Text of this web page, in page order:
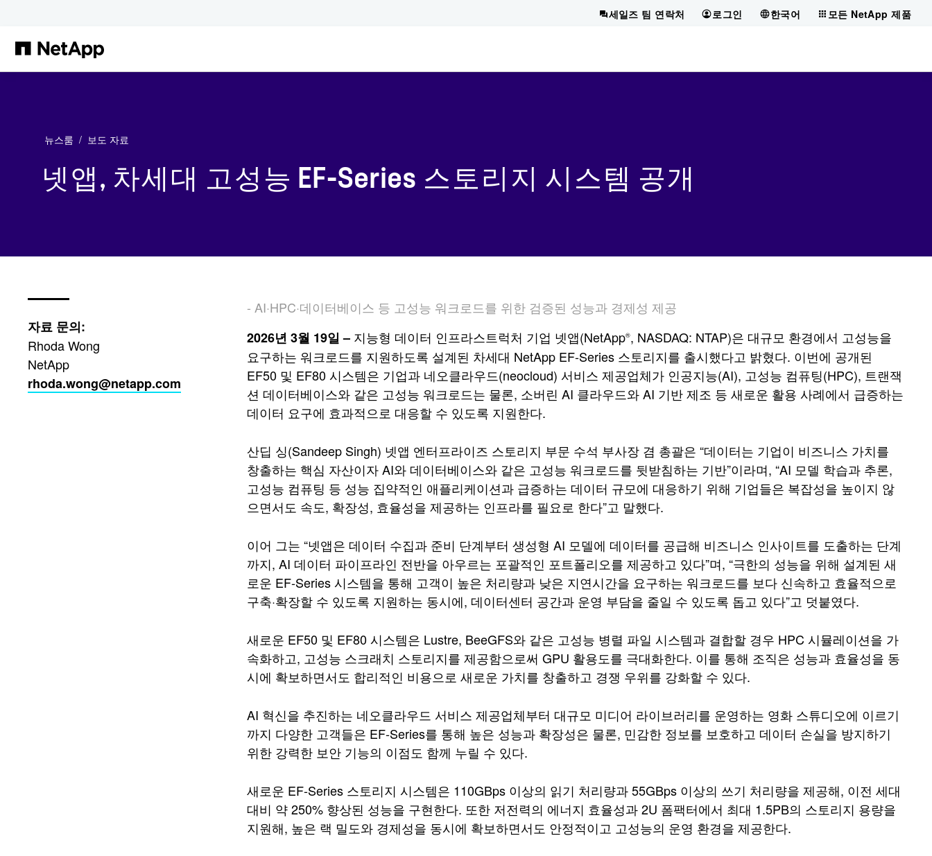
세일즈 팀 연락처 로그인 한국어 모든 NetApp 제품
뉴스룸 보도 자료
넷앱, 차세대 고성능 EF-Series 스토리지 시스템 공개
자료 문의:
Rhoda Wong
NetApp
rhoda.wong@netapp.com
- AI·HPC·데이터베이스 등 고성능 워크로드를 위한 검증된 성능과 경제성 제공
2026년 3월 19일 – 지능형 데이터 인프라스트럭처 기업 넷앱(NetApp®, NASDAQ: NTAP)은 대규모 환경에서 고성능을
요구하는 워크로드를 지원하도록 설계된 차세대 NetApp EF‑Series 스토리지를 출시했다고 밝혔다. 이번에 공개된
EF50 및 EF80 시스템은 기업과 네오클라우드(neocloud) 서비스 제공업체가 인공지능(AI), 고성능 컴퓨팅(HPC), 트랜잭
션 데이터베이스와 같은 고성능 워크로드는 물론, 소버린 AI 클라우드와 AI 기반 제조 등 새로운 활용 사례에서 급증하는
데이터 요구에 효과적으로 대응할 수 있도록 지원한다.
산딥 싱(Sandeep Singh) 넷앱 엔터프라이즈 스토리지 부문 수석 부사장 겸 총괄은 “데이터는 기업이 비즈니스 가치를
창출하는 핵심 자산이자 AI와 데이터베이스와 같은 고성능 워크로드를 뒷받침하는 기반”이라며, “AI 모델 학습과 추론,
고성능 컴퓨팅 등 성능 집약적인 애플리케이션과 급증하는 데이터 규모에 대응하기 위해 기업들은 복잡성을 높이지 않
으면서도 속도, 확장성, 효율성을 제공하는 인프라를 필요로 한다”고 말했다.
이어 그는 “넷앱은 데이터 수집과 준비 단계부터 생성형 AI 모델에 데이터를 공급해 비즈니스 인사이트를 도출하는 단계
까지, AI 데이터 파이프라인 전반을 아우르는 포괄적인 포트폴리오를 제공하고 있다”며, “극한의 성능을 위해 설계된 새
로운 EF‑Series 시스템을 통해 고객이 높은 처리량과 낮은 지연시간을 요구하는 워크로드를 보다 신속하고 효율적으로
구축·확장할 수 있도록 지원하는 동시에, 데이터센터 공간과 운영 부담을 줄일 수 있도록 돕고 있다”고 덧붙였다.
새로운 EF50 및 EF80 시스템은 Lustre, BeeGFS와 같은 고성능 병렬 파일 시스템과 결합할 경우 HPC 시뮬레이션을 가
속화하고, 고성능 스크래치 스토리지를 제공함으로써 GPU 활용도를 극대화한다. 이를 통해 조직은 성능과 효율성을 동
시에 확보하면서도 합리적인 비용으로 새로운 가치를 창출하고 경쟁 우위를 강화할 수 있다.
AI 혁신을 추진하는 네오클라우드 서비스 제공업체부터 대규모 미디어 라이브러리를 운영하는 영화 스튜디오에 이르기
까지 다양한 고객들은 EF‑Series를 통해 높은 성능과 확장성은 물론, 민감한 정보를 보호하고 데이터 손실을 방지하기
위한 강력한 보안 기능의 이점도 함께 누릴 수 있다.
새로운 EF‑Series 스토리지 시스템은 110GBps 이상의 읽기 처리량과 55GBps 이상의 쓰기 처리량을 제공해, 이전 세대
대비 약 250% 향상된 성능을 구현한다. 또한 저전력의 에너지 효율성과 2U 폼팩터에서 최대 1.5PB의 스토리지 용량을
지원해, 높은 랙 밀도와 경제성을 동시에 확보하면서도 안정적이고 고성능의 운영 환경을 제공한다.